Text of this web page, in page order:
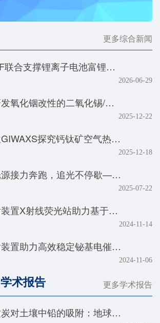
更多综合新闻
HEPS与BSRF联合支撑锂离子电池富锂正极快速化成机制研究
2026-06-29
邢雪青团队研发氧化铟改性的二氧化锡/石墨烯复合催化剂——实现强酸体系下工业级电流密度的高效二氧化碳-甲酸转化
2025-12-22
同步辐射原位GIWAXS探究钙钛矿空气热处理的降解机制
2025-12-18
一代、四代光源接力奔跑，追光不停歇——BSRF第二十九届用户学术年会暨HEPS用户研讨会顺利召开
2025-07-22
北京同步辐射装置X射线荧光站助力基于人工智能技术的金属组学研究取得系列进展
2024-11-14
北京同步辐射装置助力高效稳定铋基电催化剂研究取得新进展
2024-11-06
学术报告 更多学术报告
椰纤维生物质炭对土壤中铅的吸附：地球化学和光谱学研究